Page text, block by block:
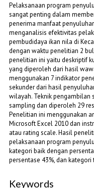
Pelaksanaan program
sangat penting dalam
penerima manfaat
menganalisis efektivitas
pembudidaya ikan nila di
dengan waktu penelitian 2
penelitian ini yaitu deskriptif
yang diperoleh dari hasil
menggunakan 7 indikator
sekunder dari hasil
wilayah. Teknik pengambilan
sampling dan diperoleh 29
Penelitian ini menggunakan
Microsoft Excel 2010 dan
atau rating scale. Hasil
pelaksanaan program
kategori baik dengan
persentase 43%, dan
Keywords